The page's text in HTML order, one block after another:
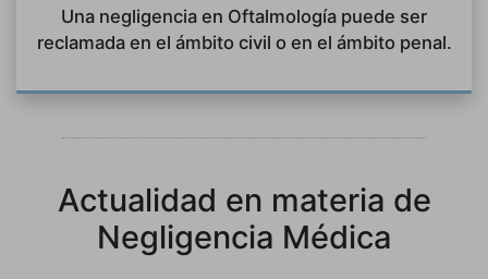
Una negligencia en Oftalmología puede ser
reclamada en el ámbito civil o en el ámbito penal.
Actualidad en materia de
Negligencia Médica